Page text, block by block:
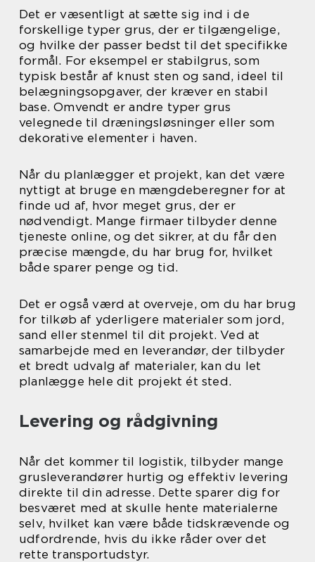
Det er væsentligt at sætte sig ind i de
forskellige typer grus, der er tilgængelige,
og hvilke der passer bedst til det specifikke
formål. For eksempel er stabilgrus, som
typisk består af knust sten og sand, ideel til
belægningsopgaver, der kræver en stabil
base. Omvendt er andre typer grus
velegnede til dræningsløsninger eller som
dekorative elementer i haven.
Når du planlægger et projekt, kan det være
nyttigt at bruge en mængdeberegner for at
finde ud af, hvor meget grus, der er
nødvendigt. Mange firmaer tilbyder denne
tjeneste online, og det sikrer, at du får den
præcise mængde, du har brug for, hvilket
både sparer penge og tid.
Det er også værd at overveje, om du har brug
for tilkøb af yderligere materialer som jord,
sand eller stenmel til dit projekt. Ved at
samarbejde med en leverandør, der tilbyder
et bredt udvalg af materialer, kan du let
planlægge hele dit projekt ét sted.
Levering og rådgivning
Når det kommer til logistik, tilbyder mange
grusleverandører hurtig og effektiv levering
direkte til din adresse. Dette sparer dig for
besværet med at skulle hente materialerne
selv, hvilket kan være både tidskrævende og
udfordrende, hvis du ikke råder over det
rette transportudstyr.